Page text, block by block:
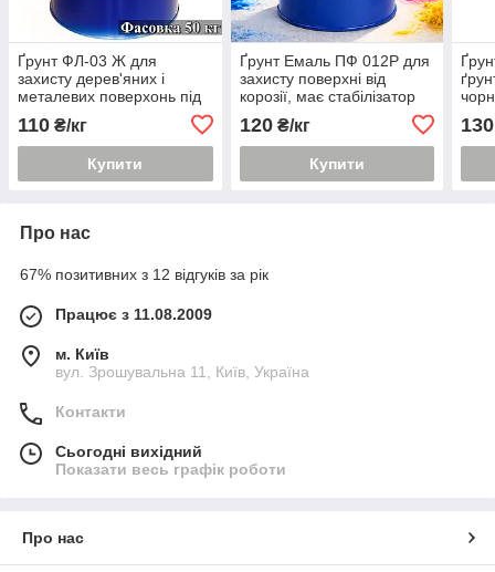
Ґрунт ФЛ-03 Ж для
захисту дерев'яних і
металевих поверхонь під
емалями
110 ₴/кг
Купити
Ґрунт Емаль ПФ 012Р для
захисту поверхні від
корозії, має стабілізатор
120₴/кг
Купити
130
Про нас
67% позитивних з 12 відгуків за рік
Працює з 11.08.2009
м. Київ
вул. Зрошувальна 11, Київ, Україна
Контакти
Сьогодні вихідний
Показати весь графік роботи
Про нас